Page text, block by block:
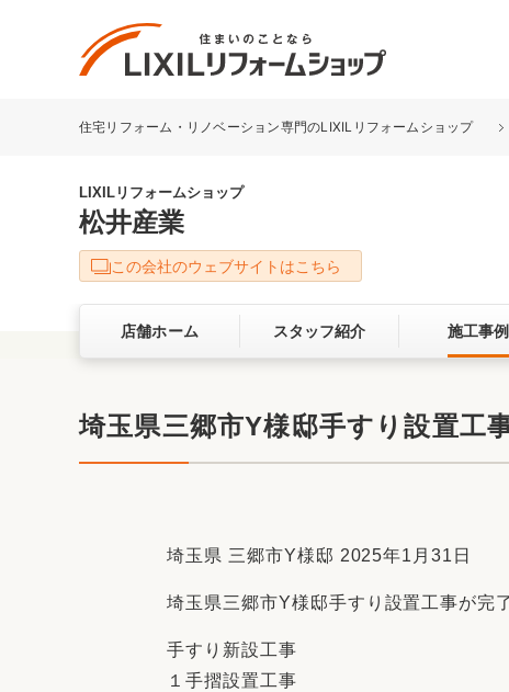
リフォーム事例を探す
キッチン
洗面化粧室 トイレ
ベランダ・バルコニー ガーデンス
お客さまの声
LIXILリフォームショップについて
サービス向上・品質改善の取り組み
住宅リフォーム・リノベーション専門のLIXILリフォームショップ
LIXILリフォームショップ
松井産業
この会社のウェブサイトはこちら
店舗ホーム スタッフ紹介 施工事例
埼玉県三郷市Y様邸手すり設置工
埼玉県 三郷市Y様邸 2025年1月31日
埼玉県三郷市Y様邸手すり設置工事が完
手すり新設工事
１手摺設置工事